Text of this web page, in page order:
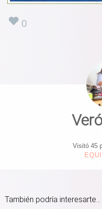
0
Visitó 45
También podría interesarte...